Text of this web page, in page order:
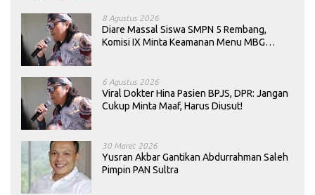
8 Agustus 2026
Diare Massal Siswa SMPN 5 Rembang,
Komisi IX Minta Keamanan Menu MBG
6 Agustus 2026
Viral Dokter Hina Pasien BPJS, DPR: Jangan
Cukup Minta Maaf, Harus Diusut!
30 Maret 2026
Yusran Akbar Gantikan Abdurrahman Saleh
Pimpin PAN Sultra